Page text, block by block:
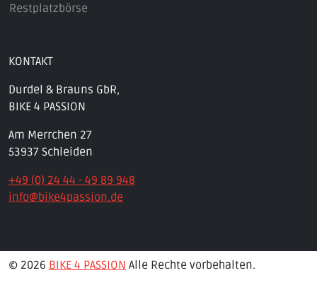
Restplatzbörse
KONTAKT
Durdel & Brauns GbR,
BIKE 4 PASSION
Am Merrchen 27
53937 Schleiden
+49 (0) 24 44 - 49 89 948
info@bike4passion.de
© 2026 BIKE 4 PASSION Alle Rechte vorbehalten.